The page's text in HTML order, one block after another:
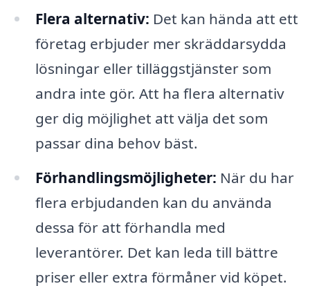
Flera alternativ: Det kan hända att ett
företag erbjuder mer skräddarsydda
lösningar eller tilläggstjänster som
andra inte gör. Att ha flera alternativ
ger dig möjlighet att välja det som
passar dina behov bäst.
Förhandlingsmöjligheter: När du har
flera erbjudanden kan du använda
dessa för att förhandla med
leverantörer. Det kan leda till bättre
priser eller extra förmåner vid köpet.